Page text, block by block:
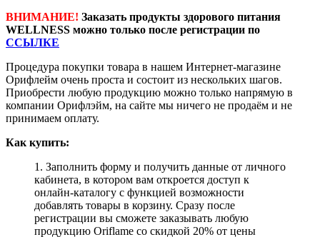
ВНИМАНИЕ! Заказать продукты здорового питания
WELLNESS можно только после регистрации по
ССЫЛКЕ
Процедура покупки товара в нашем Интернет-магазине
Орифлейм очень проста и состоит из нескольких шагов.
Приобрести любую продукцию можно только напрямую в
компании Орифлэйм, на сайте мы ничего не продаём и не
принимаем оплату.
Как купить:
1. Заполнить форму и получить данные от личного
кабинета, в котором вам откроется доступ к
онлайн-каталогу с функцией возможности
добавлять товары в корзину. Сразу после
регистрации вы сможете заказывать любую
продукцию Oriflame со скидкой 20% от цены